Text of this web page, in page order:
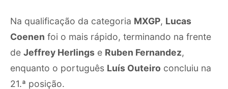
Na qualificação da categoria MXGP, Lucas
Coenen foi o mais rápido, terminando na frente
de Jeffrey Herlings e Ruben Fernandez,
enquanto o português Luís Outeiro concluiu na
21.ª posição.